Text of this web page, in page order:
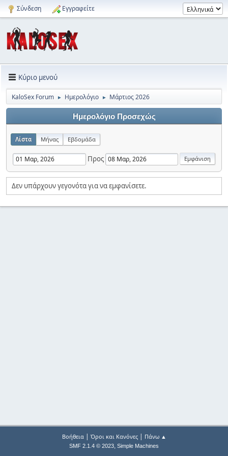
Σύνδεση Εγγραφείτε
Κύριο μενού
KaloSex Forum ► Ημερολόγιο ► Μάρτιος 2026
Ημερολόγιο Προσεχώς
Λίστα Μήνας Εβδομάδα
Προς
Δεν υπάρχουν γεγονότα για να εμφανίσετε.
Βοήθεια| Όροι και Κανόνες| Πάνω ▲
SMF 2.1.4 © 2023, Simple Machines